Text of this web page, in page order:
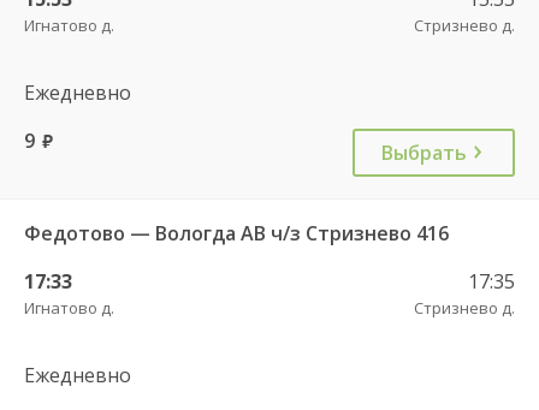
Игнатово д. Стризнево д.
Ежедневно
9 руб. Выбрать
Федотово — Вологда АВ ч/з Стризнево 416
17:33
Игнатово д.
17:35
Стризнево д.
Ежедневно